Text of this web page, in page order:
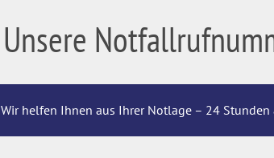
Unsere
Wir helfen Ihnen aus Ihrer Notlage – 24 Stunden